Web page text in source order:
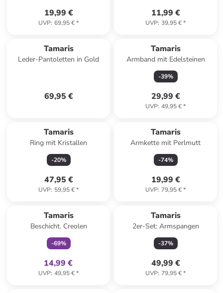
19,99 €
UVP: 69,95 €*
11,99 €
UVP: 39,95 €*
Tamaris
Leder-Pantoletten in Gold
69,95 €
Tamaris
Armband mit Edelsteinen
-39%
29,99 €
UVP: 49,95 €*
Tamaris
Ring mit Kristallen
-20%
47,95 €
UVP: 59,95 €*
Tamaris
Armkette mit Perlmutt
-74%
19,99 €
UVP: 79,95 €*
Tamaris
Beschicht. Creolen
-69%
14,99 €
UVP: 49,95 €*
Tamaris
2er-Set: Armspangen
-37%
49,99 €
UVP: 79,95 €*